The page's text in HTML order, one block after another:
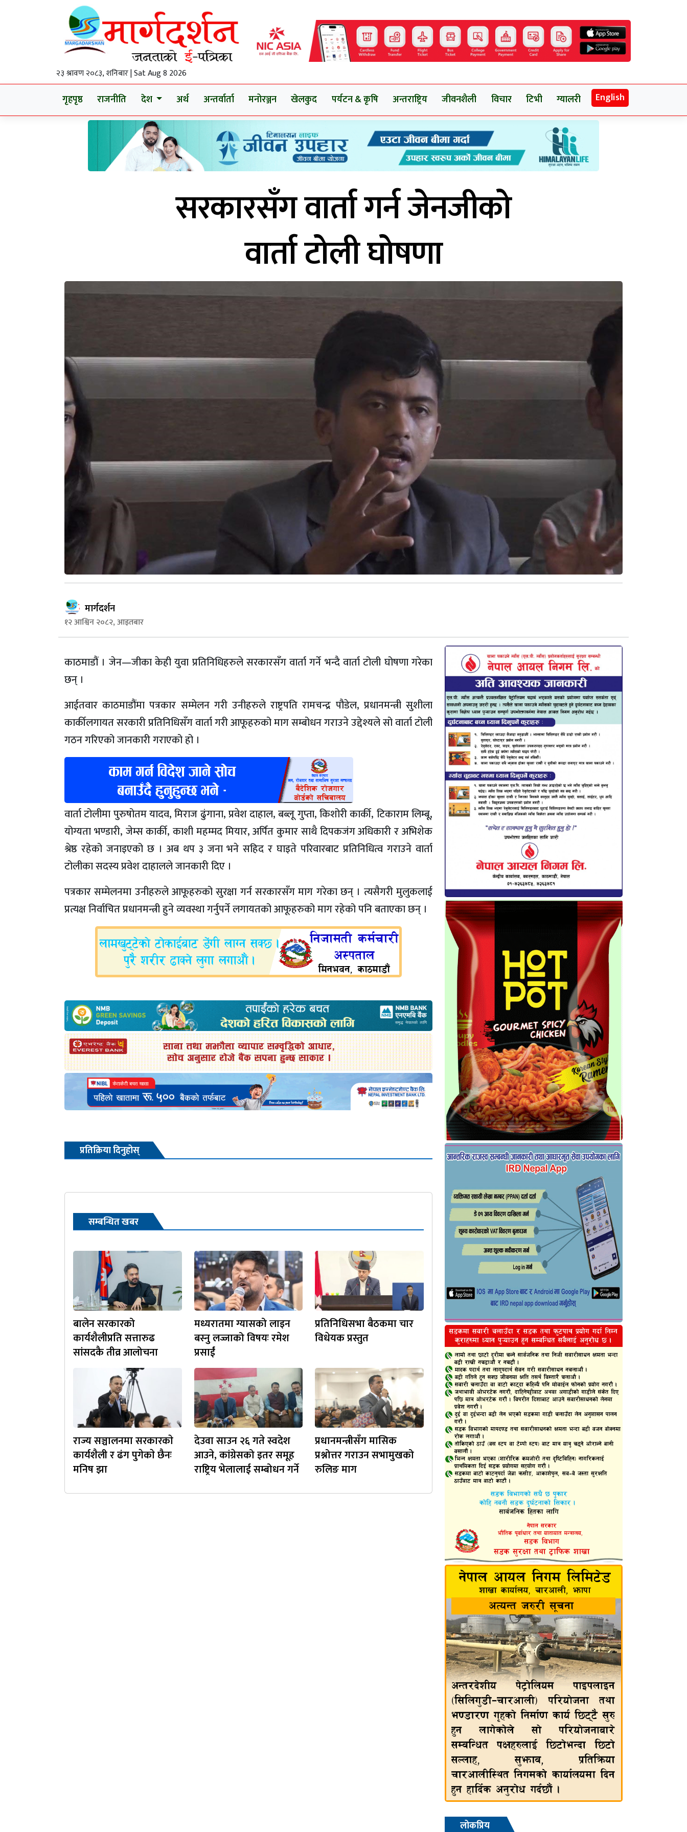
२३ श्रावण २०८३, शनिबार | Sat Aug 8 2026
गृहपृष्ठ राजनीति देश अर्थ अन्तर्वार्ता मनोरञ्जन खेलकुद पर्यटन & कृषि अन्तराष्ट्रिय जीवनशैली विचार टिभी ग्यालरी English
सरकारसँग वार्ता गर्न जेनजीको
वार्ता टोली घोषणा
मार्गदर्शन
१२ आश्विन २०८२, आइतबार
काठमाडौं । जेन—जीका केही युवा प्रतिनिधिहरुले सरकारसँग वार्ता गर्ने भन्दै वार्ता टोली घोषणा गरेका
छन् ।
आईतवार काठमाडौंमा पत्रकार सम्मेलन गरी उनीहरुले राष्ट्रपति रामचन्द्र पौडेल, प्रधानमन्त्री सुशीला
कार्कीलगायत सरकारी प्रतिनिधिसँग वार्ता गरी आफूहरुको माग सम्बोधन गराउने उद्देश्यले सो वार्ता टोली
गठन गरिएको जानकारी गराएको हो ।
वार्ता टोलीमा पुरुषोतम यादव, मिराज ढुंगाना, प्रवेश दाहाल, बब्लू गुप्ता, किशोरी कार्की, टिकाराम लिम्बू,
योग्यता भण्डारी, जेम्स कार्की, काशी महम्मद मियार, अर्पित कुमार साथै दिपकजंग अधिकारी र अभिशेक
श्रेष्ठ रहेको जनाइएको छ । अब थप ३ जना भने सहिद र घाइते परिवारबाट प्रतिनिधित्व गराउने वार्ता
टोलीका सदस्य प्रवेश दाहालले जानकारी दिए ।
पत्रकार सम्मेलनमा उनीहरुले आफूहरुको सुरक्षा गर्न सरकारसँग माग गरेका छन् । त्यसैगरी मुलुकलाई
प्रत्यक्ष निर्वाचित प्रधानमन्त्री हुने व्यवस्था गर्नुपर्ने लगायतको आफूहरुको माग रहेको पनि बताएका छन् ।
प्रतिक्रिया दिनुहोस्
सम्बन्धित खबर
बालेन सरकारको
कार्यशैलीप्रति सत्तारुढ
सांसदकै तीव्र आलोचना
मध्यरातमा ग्यासको लाइन
बस्नु लज्जाको विषयः रमेश
प्रसाईं
प्रतिनिधिसभा बैठकमा चार
विधेयक प्रस्तुत
राज्य सञ्चालनमा सरकारकाे
कार्यशैली र ढंग पुगेकाे छैनः
मनिष झा
देउवा साउन २६ गते स्वदेश
आउने, कांग्रेसको इतर समूह
राष्ट्रिय भेलालाई सम्बोधन गर्ने
प्रधानमन्त्रीसँग मासिक
प्रश्नोत्तर गराउन सभामुखको
रुलिङ माग
लोकप्रिय